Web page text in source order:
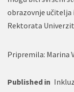
obrazovnje učitelja
Rektorata
Pripremila: Marina
Published in